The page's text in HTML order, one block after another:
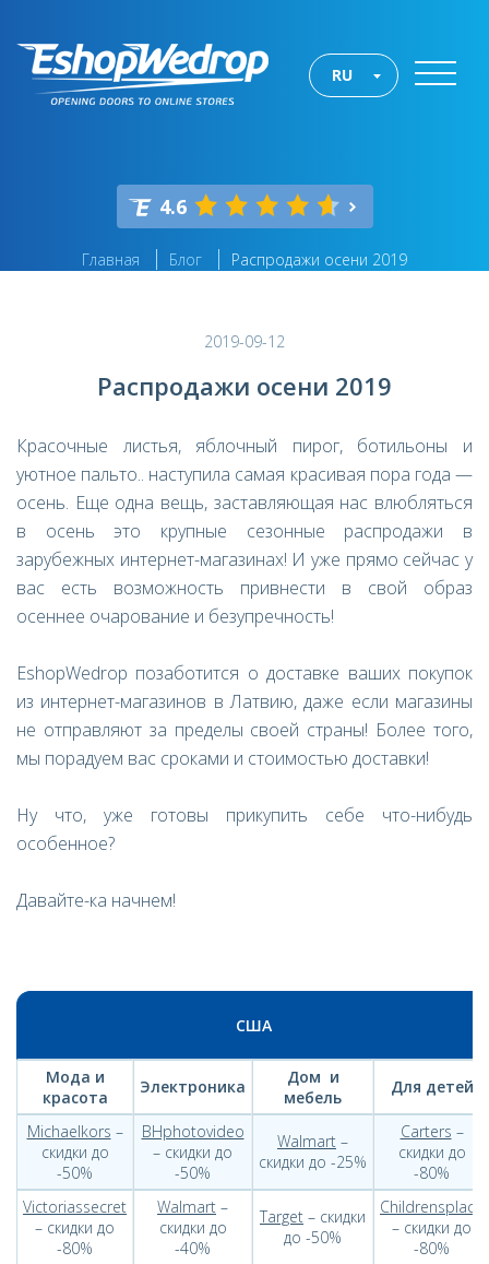
RU
4.6
Главная Блог Распродажи осени 2019
2019-09-12
Распродажи осени 2019
Красочные листья, яблочный пирог, ботильоны и
уютное пальто.. наступила самая красивая пора года —
осень. Еще одна вещь, заставляющая нас влюбляться
в осень это крупные сезонные распродажи в
зарубежных интернет-магазинах! И уже прямо сейчас у
вас есть возможность привнести в свой образ
осеннее очарование и безупречность!
EshopWedrop позаботится о доставке ваших покупок
из интернет-магазинов в Латвию, даже если магазины
не отправляют за пределы своей страны! Более того,
мы порадуем вас сроками и стоимостью доставки!
Ну что, уже готовы прикупить себе что-нибудь
особенное?
Давайте-ка начнем!
США
Мода и
красота
Электроника
Дом и
мебель
Для детей
Michaelkors –
скидки до
-50%
BHphotovideo
– скидки до
-50%
Walmart –
скидки до -25%
Carters –
скидки до
-80%
Victoriassecret
– скидки до
-80%
Walmart –
скидки до
-40%
Target – скидки
до -50%
Childrensplace
– скидки до
-80%